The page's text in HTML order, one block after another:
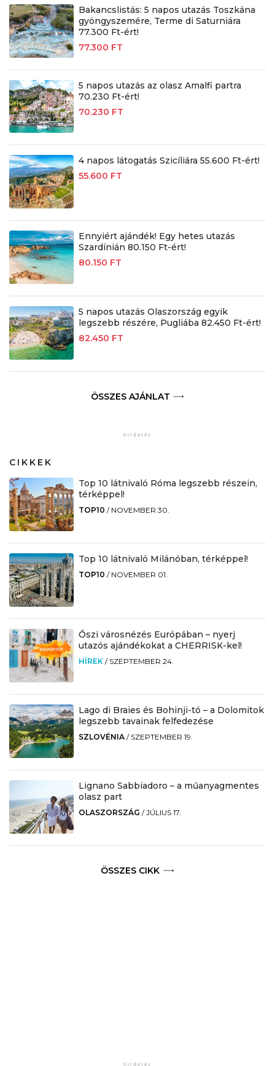
Bakancslistás: 5 napos utazás Toszkána
gyöngyszemére, Terme di Saturniára
77.300 Ft-ért!
77.300 FT
5 napos utazás az olasz Amalfi partra
70.230 Ft-ért!
70.230 FT
4 napos látogatás Szicíliára 55.600 Ft-ért!
55.600 FT
Ennyiért ajándék! Egy hetes utazás
Szardínián 80.150 Ft-ért!
80.150 FT
5 napos utazás Olaszország egyik
legszebb részére, Pugliába 82.450 Ft-ért!
82.450 FT
ÖSSZES AJÁNLAT
CIKKEK
Top 10 látnivaló Róma legszebb részein,
térképpel!
TOP10 / NOVEMBER 30.
Top 10 látnivaló Milánóban, térképpel!
TOP10 / NOVEMBER 01.
Őszi városnézés Európában – nyerj
utazós ajándékokat a CHERRISK-kel!
HÍREK / SZEPTEMBER 24.
Lago di Braies és Bohinji-tó – a Dolomitok
legszebb tavainak felfedezése
SZLOVÉNIA / SZEPTEMBER 19.
Lignano Sabbiadoro – a műanyagmentes
olasz part
OLASZORSZÁG /JÚLIUS 17.
ÖSSZES CIKK